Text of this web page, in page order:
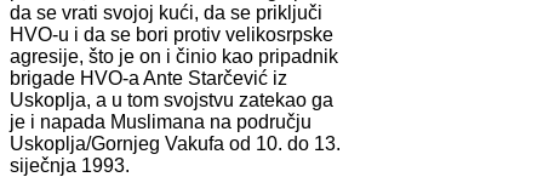
da se vrati svojoj kući, da se priključi
HVO-u i da se bori protiv velikosrpske
agresije, što je on i činio kao pripadnik
brigade HVO-a Ante Starčević iz
Uskoplja, a u tom svojstvu zatekao ga
je i napada Muslimana na području
Uskoplja/Gornjeg Vakufa od 10. do 13.
siječnja 1993.